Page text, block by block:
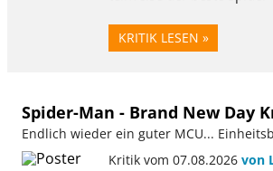
KRITIK LESEN »
Spider-Man - Brand New Day
Endlich wieder ein guter MCU...
Kritik vom 07.08.2026 von